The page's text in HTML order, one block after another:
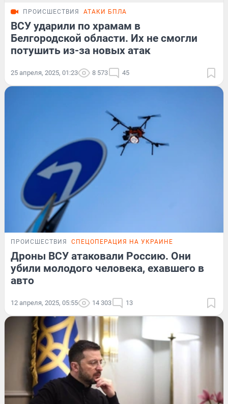
ПРОИСШЕСТВИЯ АТАКИ БПЛА
ВСУ ударили по храмам в
Белгородской области. Их не смогли
потушить из-за новых атак
25 апреля, 2025, 01:23 8 573 45
ПРОИСШЕСТВИЯ СПЕЦОПЕРАЦИЯ НА УКРАИНЕ
Дроны ВСУ атаковали Россию. Они
убили молодого человека, ехавшего в
авто
12 апреля, 2025, 05:55 14 303 13